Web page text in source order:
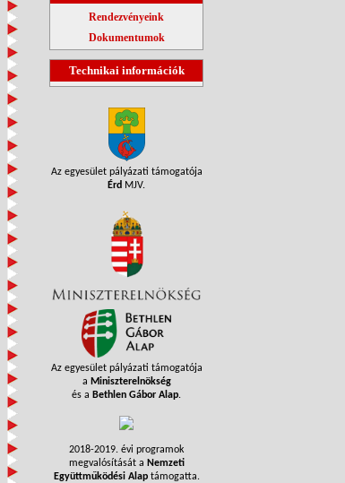
Rendezvényeink
Dokumentumok
Technikai információk
Az egyesület pályázati támogatója
Érd MJV.
Az egyesület pályázati támogatója
a Miniszterelnökség
és a Bethlen Gábor Alap.
2018-2019. évi programok
megvalósítását a Nemzeti
Együttműködési Alaptámogatta.